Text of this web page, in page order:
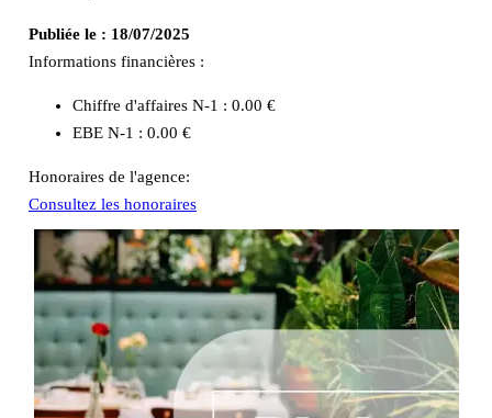
Publiée le : 18/07/2025
Informations financières :
Chiffre d'affaires N-1 : 0.00 €
EBE N-1 : 0.00 €
Honoraires de l'agence:
Consultez les honoraires